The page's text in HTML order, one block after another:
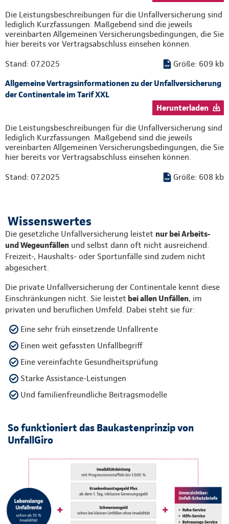
Die Leistungsbeschreibungen für die Unfallversicherung sind
lediglich Kurzfassungen. Maßgebend sind die jeweils
vereinbarten Allgemeinen Versicherungsbedingungen, die Sie
hier bereits vor Vertragsabschluss einsehen können.
Stand: 07.2025
Größe: 609 kb
Allgemeine Vertragsinformationen zu der Unfallversicherung
der Continentale im Tarif XXL
Herunterladen
Die Leistungsbeschreibungen für die Unfallversicherung sind
lediglich Kurzfassungen. Maßgebend sind die jeweils
vereinbarten Allgemeinen Versicherungsbedingungen, die Sie
hier bereits vor Vertragsabschluss einsehen können.
Stand: 07.2025 Größe: 608 kb
Wissenswertes
Die gesetzliche Unfallversicherung leistet nur bei Arbeits-
und Wegeunfällen und selbst dann oft nicht ausreichend.
Freizeit-, Haushalts- oder Sportunfälle sind zudem nicht
abgesichert.
Die private Unfallversicherung der Continentale kennt diese
Einschränkungen nicht. Sie leistet bei allen Unfällen, im
privaten und beruflichen Umfeld. Dabei steht sie für:
Eine sehr früh einsetzende Unfallrente
Einen weit gefassten Unfallbegriff
Eine vereinfachte Gesundheitsprüfung
Starke Assistance-Leistungen
Und familienfreundliche Beitragsmodelle
So funktioniert das Baukastenprinzip von
UnfallGiro